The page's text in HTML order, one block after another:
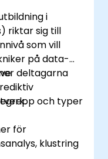
och
i
riktar sig till
som vill
på data-
deltagarna
och typer
för
klustring